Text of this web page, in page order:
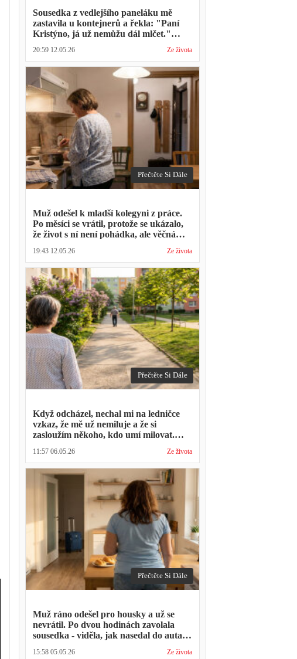
Sousedka z vedlejšího paneláku mě
zastavila u kontejnerů a řekla: "Paní
Kristýno, já už nemůžu dál mlčet."
manžela ve čtvrtky na lavičce před
lékárnou s tou samou ženou
20:59 12.05.26 Ze života
Přečtěte Si Dále
Muž odešel k mladší kolegyni z práce.
Po měsíci se vrátil, protože se ukázalo,
že život s ní není pohádka, ale věčná
19:43 12.05.26 Ze života
Přečtěte Si Dále
Když odcházel, nechal mi na ledničce
vzkaz, že mě už nemiluje a že si
zasloužím někoho, kdo umí milovat.
mohl přijít na nedělní oběd, protože ta
druhá ho vyhodila a nemá kde strávit
svátky
11:57 06.05.26 Ze života
Přečtěte Si Dále
Muž ráno odešel pro housky a už se
nevrátil. Po dvou hodinách zavolala
sousedka - viděla, jak nasedal do auta s
týden pomáhala balit na služební cestu
15:58 05.05.26 Ze života